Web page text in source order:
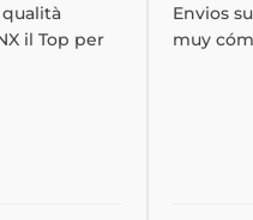
il Top per
Envios
muy